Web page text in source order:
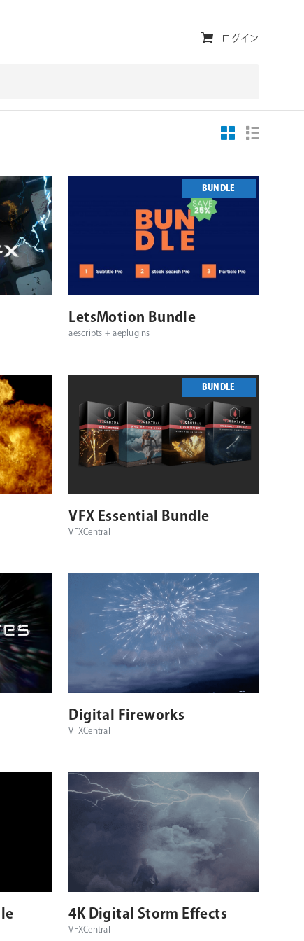
ユ
ィ
ィ・
ナ
ビ
ゲ
ー
シ
ン
ログイン
対応OS
BUNDLE
対応プラットフォーム 対応OS
LetsMotion Bundle
aescripts + aeplugins
BUNDLE
VFX Essential Bundle
VFXCentral
Digital Fireworks
VFXCentral
4K Digital Storm Effects
VFXCentral